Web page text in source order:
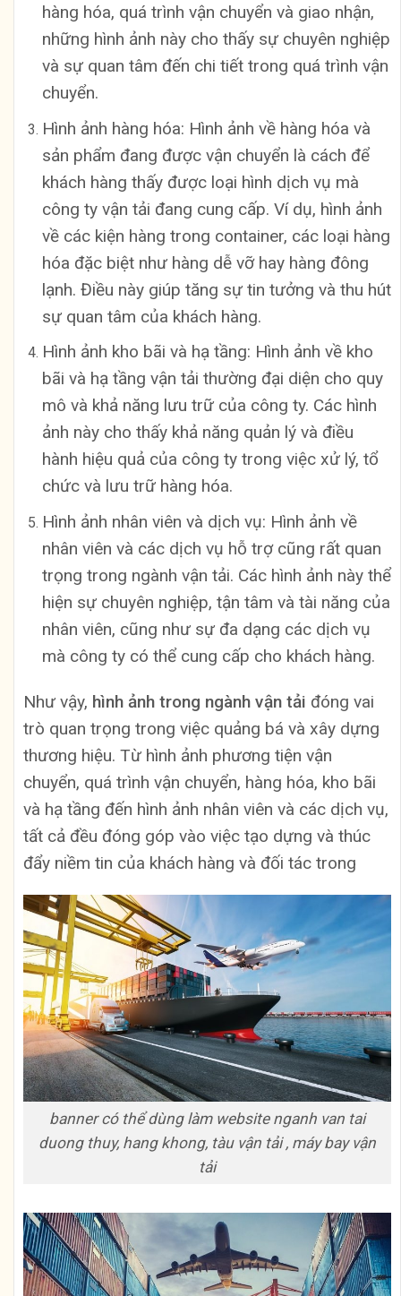
hàng hóa, quá trình vận chuyển và giao nhận,
những hình ảnh này cho thấy sự chuyên nghiệp
và sự quan tâm đến chi tiết trong quá trình vận
chuyển.
Hình ảnh hàng hóa: Hình ảnh về hàng hóa và
sản phẩm đang được vận chuyển là cách để
khách hàng thấy được loại hình dịch vụ mà
công ty vận tải đang cung cấp. Ví dụ, hình ảnh
về các kiện hàng trong container, các loại hàng
hóa đặc biệt như hàng dễ vỡ hay hàng đông
lạnh. Điều này giúp tăng sự tin tưởng và thu hút
sự quan tâm của khách hàng.
Hình ảnh kho bãi và hạ tầng: Hình ảnh về kho
bãi và hạ tầng vận tải thường đại diện cho quy
mô và khả năng lưu trữ của công ty. Các hình
ảnh này cho thấy khả năng quản lý và điều
hành hiệu quả của công ty trong việc xử lý, tổ
chức và lưu trữ hàng hóa.
Hình ảnh nhân viên và dịch vụ: Hình ảnh về
nhân viên và các dịch vụ hỗ trợ cũng rất quan
trọng trong ngành vận tải. Các hình ảnh này thể
hiện sự chuyên nghiệp, tận tâm và tài năng của
nhân viên, cũng như sự đa dạng các dịch vụ
mà công ty có thể cung cấp cho khách hàng.
Như vậy, hình ảnh trong ngành vận tải đóng vai
trò quan trọng trong việc quảng bá và xây dựng
thương hiệu. Từ hình ảnh phương tiện vận
chuyển, quá trình vận chuyển, hàng hóa, kho bãi
và hạ tầng đến hình ảnh nhân viên và các dịch vụ,
tất cả đều đóng góp vào việc tạo dựng và thúc
đẩy niềm tin của khách hàng và đối tác trong
banner có thể dùng làm website nganh van tai
duong thuy, hang khong, tàu vận tải , máy bay vận
tải